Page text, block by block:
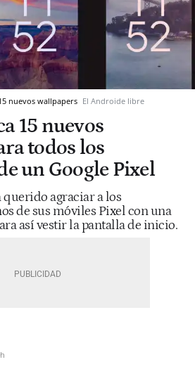
nuevos wallpapers El Androide libre
15 nuevos
todos los
un Google Pixel
querido agraciar a los
de sus móviles Pixel con una
así vestir la pantalla de inicio.